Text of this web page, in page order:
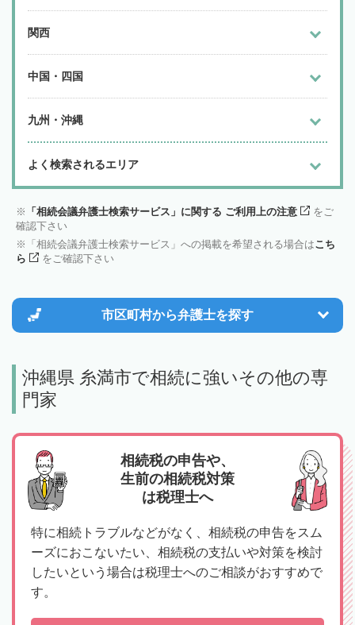
関西
中国・四国
九州・沖縄
よく検索されるエリア
「相続会議弁護士検索サービス」に関する ご利用上の注意
をご
確認下さい
「相続会議弁護士検索サービス」への掲載を希望される場合はこち
ら
をご確認下さい
市区町村から弁護士を探す
沖縄県 糸満市で相続に強いその他の専
門家
相続税の申告や、
生前の相続税対策
は税理士へ
特に相続トラブルなどがなく、相続税の申告をスム
ーズにおこないたい、相続税の支払いや対策を検討
したいという場合は税理士へのご相談がおすすめで
す。